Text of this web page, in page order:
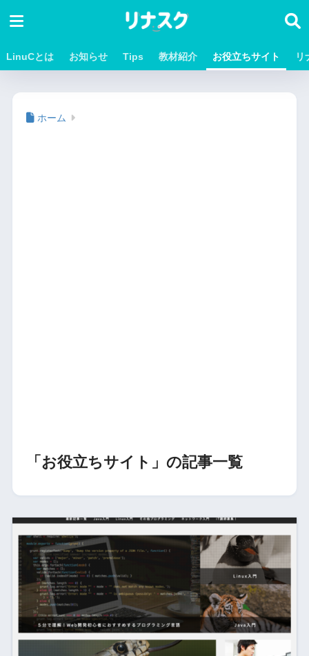
LinuCとは お知らせ Tips 教材紹介 お役立ちサイト リ
ホーム
「お役立ちサイト」の記事一覧